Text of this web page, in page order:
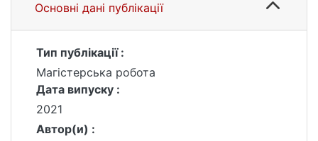
Основні дані публікації
Тип публікації :
Магістерська робота
Дата випуску :
2021
Автор(и) :